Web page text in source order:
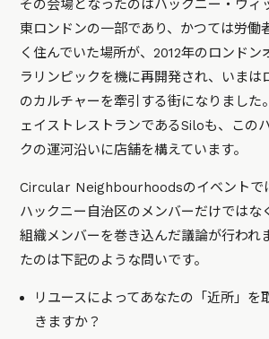
その会場となったのはハックニー・ウィ
東ロンドンの一部であり、かつては労働
く住んでいた場所が、2012年のロンドン
ラリンピックを機に再開発され、いまは
のカルチャーを牽引する街になりました
ェイストレストランであるSiloも、この
クの運河沿いに店舗を構えています。
Circular Neighbourhoodsのイベントで
ハックニー自治区のメンバーだけではな
組織メンバーを巻き込んだ議論が行われ
たのは下記のような問いです。
リユースによってあなたの「近所」を
きますか？